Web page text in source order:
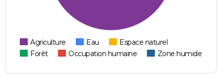
Agriculture Eau
Espace naturel
Forêt
Occupation humaine Zone humide